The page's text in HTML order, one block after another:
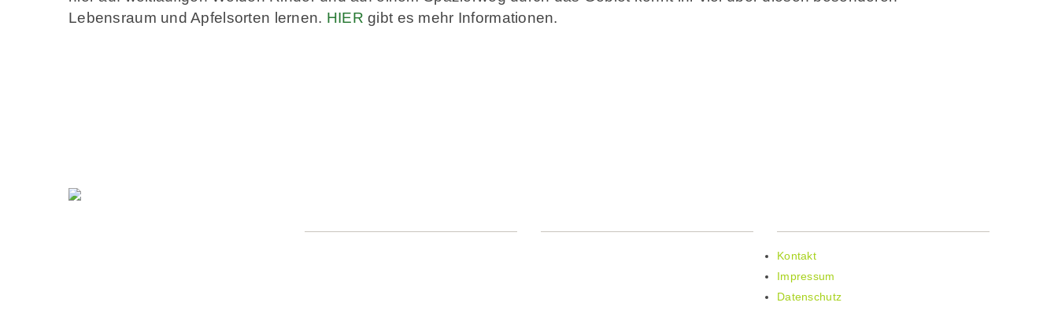
Lebensraum und Apfelsorten lernen. HIER gibt es mehr Informationen.
Kontakt
Impressum
Datenschutz